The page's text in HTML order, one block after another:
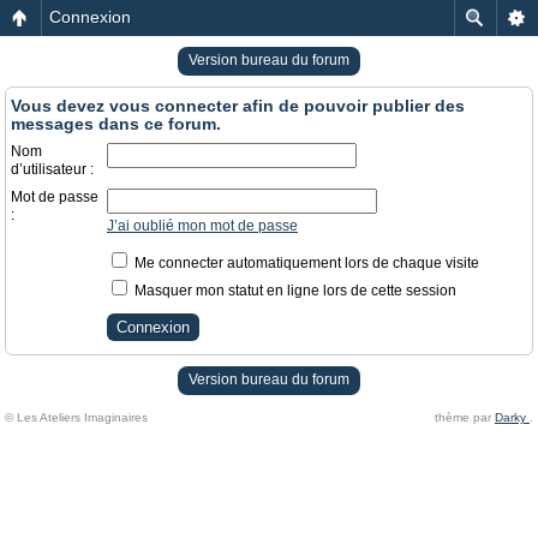
Connexion
Version bureau du forum
Vous devez vous connecter afin de pouvoir publier des
messages dans ce forum.
Nom
d’utilisateur :
Mot de passe
:
J’ai oublié mon mot de passe
Me connecter automatiquement lors de chaque visite
Masquer mon statut en ligne lors de cette session
Version bureau du forum
© Les Ateliers Imaginaires thème par Darky